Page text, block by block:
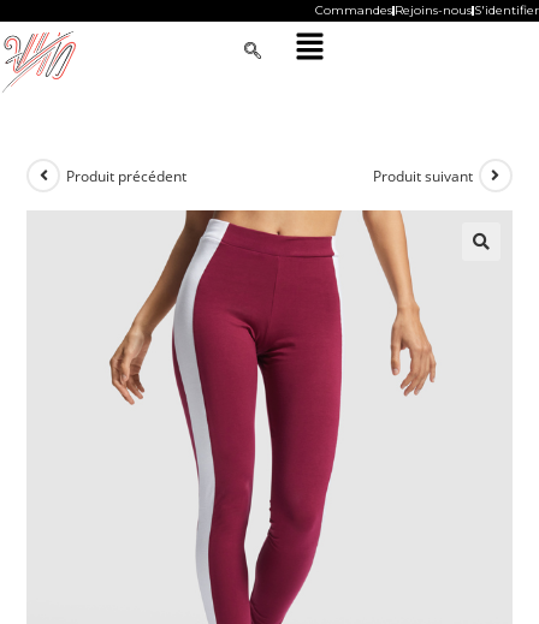
Commandes Rejoins-nous S'identifier
Produit précédent Produit suivant